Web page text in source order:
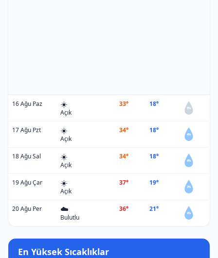
16 Ağu Paz ☀️
Açık
33° 18°
0%
17 Ağu Pzt ☀️
Açık
34° 18°
4%
18 Ağu Sal ☀️
Açık
34° 18°
4%
19 Ağu Çar ☀️
Açık
37° 19°
3%
20 Ağu Per ☁️
Bulutlu
36° 21°
4%
En Yüksek Sıcaklıklar